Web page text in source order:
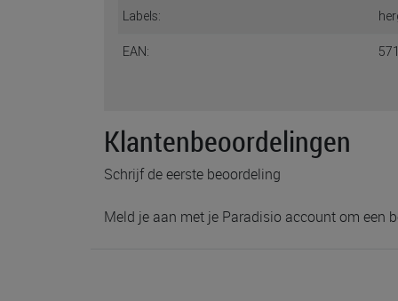
Labels:
EAN:
Klantenbeoordelingen
Schrijf de eerste beoordeling
Meld je aan met je Paradisio account om een